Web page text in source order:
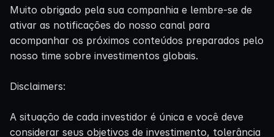
Muito obrigado pela sua companhia e lembre-se de
ativar as notificações do nosso canal para
acompanhar os próximos conteúdos preparados pelo
nosso time sobre investimentos globais.
Disclaimers:
A situação de cada investidor é única e você deve
considerar seus objetivos de investimento, tolerância